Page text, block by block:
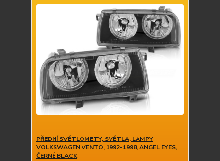
PŘEDNÍ SVĚTLOMETY, SVĚTLA, LAMPY
VOLKSWAGEN VENTO, 1992-1998, ANGEL EYES,
ČERNÉ BLACK